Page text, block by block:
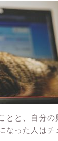
とと、自分の
なった人はチ